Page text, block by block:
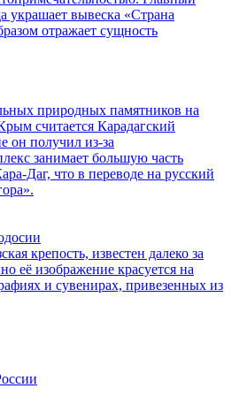
украшает вывеска «Страна
отражает сущность
природных памятников на
считается Карадагский
он получил из-за
занимает большую часть
Даг, что в переводе на русский
крепость, известен далеко за
её изображение красуется на
и сувенирах, привезенных из